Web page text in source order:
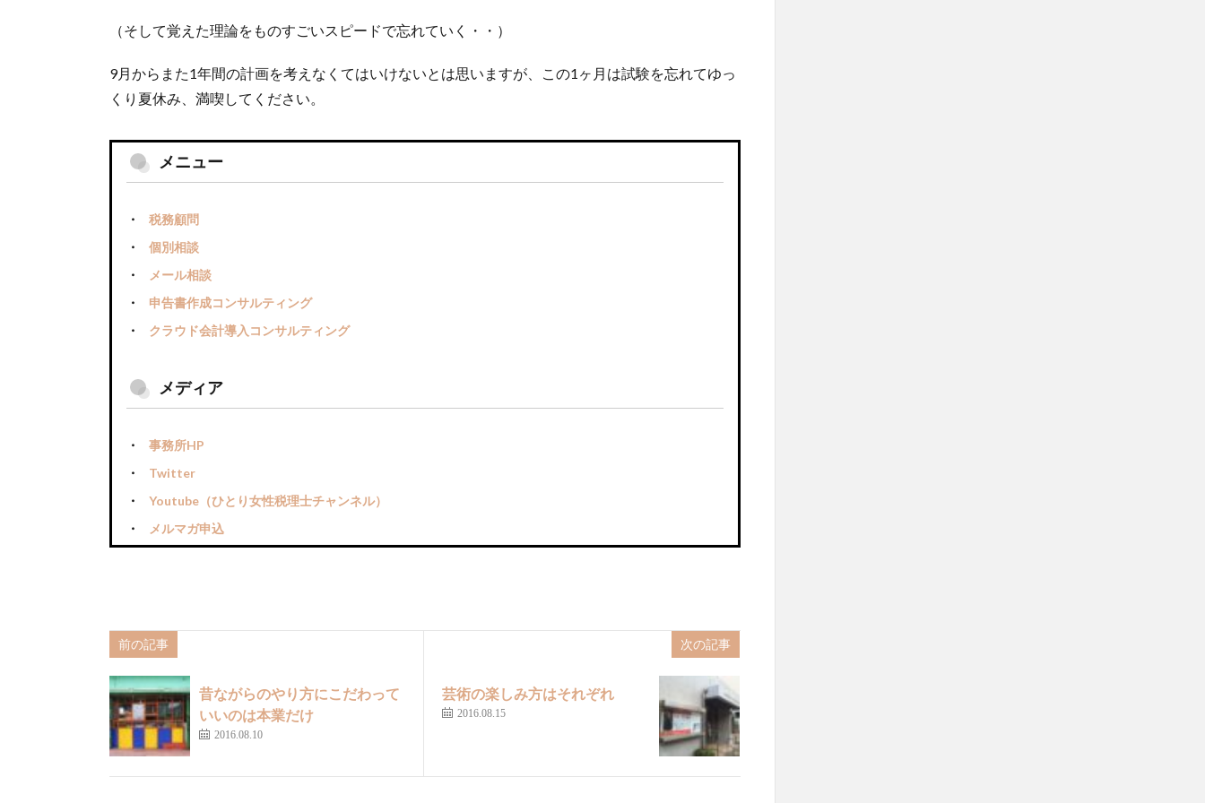
（そして覚えた理論をものすごいスピードで忘れていく・・）
9月からまた1年間の計画を考えなくてはいけないとは思いますが、この1ヶ月は試験を忘れてゆっ
くり夏休み、満喫してください。
メニュー
税務顧問
個別相談
メール相談
申告書作成コンサルティング
クラウド会計導入コンサルティング
メディア
事務所HP
Twitter
Youtube（ひとり女性税理士チャンネル）
メルマガ申込
前の記事
昔ながらのやり方にこだわって
いいのは本業だけ
2016.08.10
次の記事
芸術の楽しみ方はそれぞれ
2016.08.15